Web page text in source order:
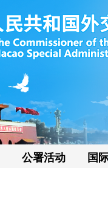
公署活动 国